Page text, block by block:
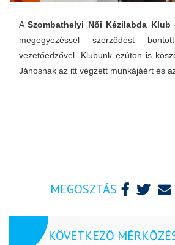
ASzombathelyi Női Kézilabda Klub
megegyezéssel szerződést
vezetőedzővel. Klubunk ezúton is
Jánosnak az itt végzett munkájáért és
MEGOSZTÁS
KÖVETKEZŐ